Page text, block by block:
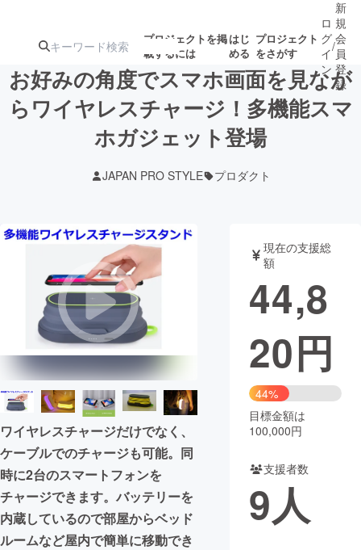
プロジェクトを掲
載するには
はじ
める
プロジェクト
をさがす
注目のリ 注目の新着プロ募集終了が近いプ
テクノロジー・ガジェット
映像・映画 書籍・雑誌
ビジネス・起業 チャレンジ
まちづくり・地域活性化
CAMPFIRE for Social Good
CAMPFIRE Creation
CAMPFIREふるさと納税
コミュニティ
ロ
グ
イ
ン
/
新
規
会
員
登
録
お好みの角度でスマホ画面を見なが
らワイヤレスチャージ！多機能スマ
ホガジェット登場
JAPAN PRO STYLE プロダクト
ワイヤレスチャージだけでなく、
ケーブルでのチャージも可能。同
時に2台のスマートフォンを
チャージできます。バッテリーを
内蔵しているので部屋からベッド
ルームなど屋内で簡単に移動でき
現在の支援総
額
44,8
20円
44%
目標金額は
100,000円
支援者数
9人